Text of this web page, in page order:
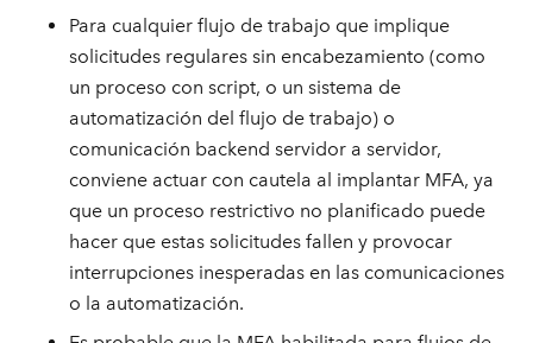
Para cualquier flujo de trabajo que implique
solicitudes regulares sin encabezamiento (como
un proceso con script, o un sistema de
automatización del flujo de trabajo) o
comunicación backend servidor a servidor,
conviene actuar con cautela al implantar MFA, ya
que un proceso restrictivo no planificado puede
hacer que estas solicitudes fallen y provocar
interrupciones inesperadas en las comunicaciones
o la automatización.